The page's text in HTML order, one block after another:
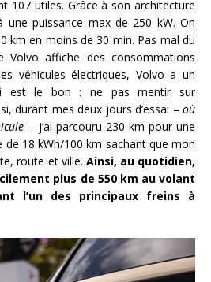
107 utiles. Grâce à son architecture
une puissance max de 250 kW. On
km en moins de 30 min. Pas mal du
affiche des consommations
véhicules électriques, Volvo a un
est le bon : ne pas mentir sur
durant mes deux jours d’essai – où
– j’ai parcouru 230 km pour une
18 kWh/100 km sachant que mon
route et ville. Ainsi, au quotidien,
plus de 550 km au volant
l’un des principaux freins à